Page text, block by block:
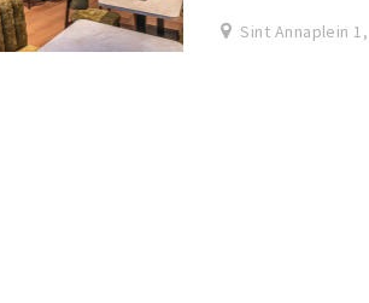
Sint Annaplein